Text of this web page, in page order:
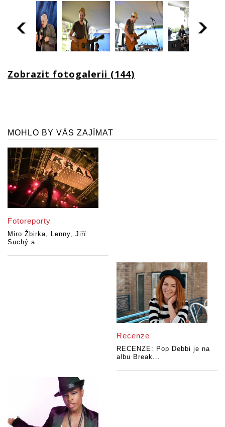
Zobrazit fotogalerii (144)
MOHLO BY VÁS ZAJÍMAT
Fotoreporty
Miro Žbirka, Lenny, Jiří
Suchý a...
Recenze
RECENZE: Pop Debbi je na
albu Break...